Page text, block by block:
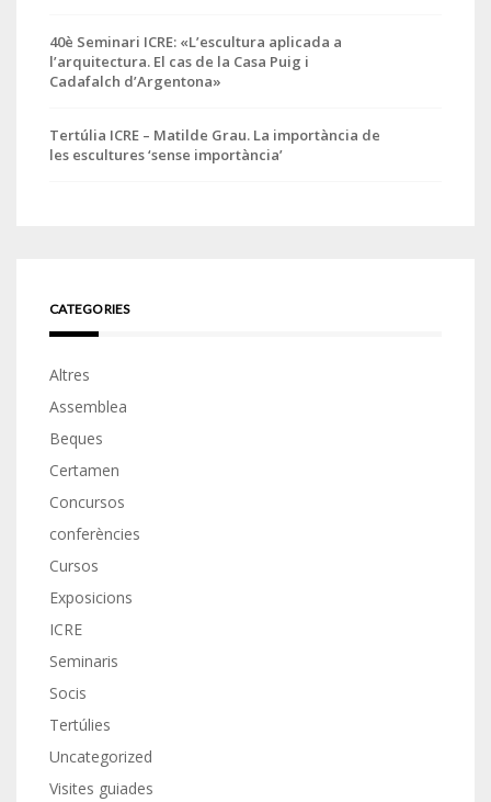
40è Seminari ICRE: «L’escultura aplicada a
l’arquitectura. El cas de la Casa Puig i
Cadafalch d’Argentona»
Tertúlia ICRE – Matilde Grau. La importància de
les escultures ‘sense importància’
CATEGORIES
Altres
Assemblea
Beques
Certamen
Concursos
conferències
Cursos
Exposicions
ICRE
Seminaris
Socis
Tertúlies
Uncategorized
Visites guiades